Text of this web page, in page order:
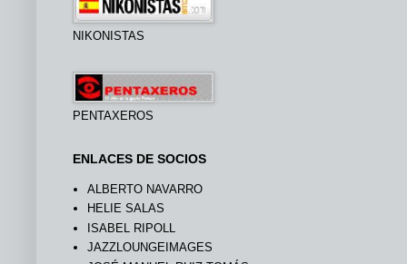
NIKONISTAS
PENTAXEROS
ENLACES DE SOCIOS
ALBERTO NAVARRO
HELIE SALAS
ISABEL RIPOLL
JAZZLOUNGEIMAGES